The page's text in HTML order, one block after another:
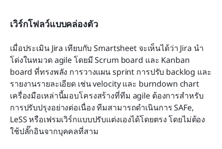
เวิร์กโฟลว์แบบคล่องตัว
เมื่อประเมิน Jira เทียบกับ Smartsheet จะเห็นได้ว่า Jira นำ
โด่งในหมวด agile โดยมี Scrum board และ Kanban
board ที่ทรงพลัง การวางแผน sprint การปรับ backlog และ
รายงานรายละเอียด เช่น velocity และ burndown chart
เครื่องมือเหล่านี้มอบโครงสร้างที่ทีม agile ต้องการสำหรับ
การปรับปรุงอย่างต่อเนื่อง ทีมสามารถดำเนินการ SAFe,
LeSS หรือเฟรมเวิร์กแบบปรับแต่งเองได้โดยตรง โดยไม่ต้อง
ใช้ปลั๊กอินจากบุคคลที่สาม